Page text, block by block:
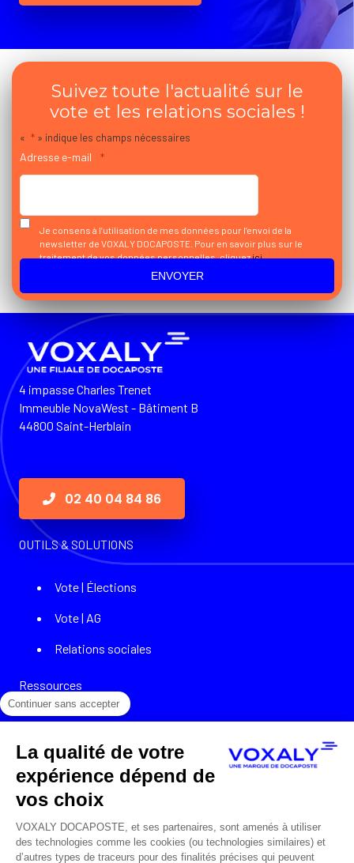
Suivez toute l'actualité sur le
vote et les relations sociales !
« * » indique les champs nécessaires
Adresse e-mail *
Je consens à l’utilisation de mes données pour l’envoi de la
newsletter de VOXALY DOCAPOSTE. Pour en savoir plus sur le
traitement de vos données personnelles, cliquezici
4 impasse Charles Trenet
Immeuble NovaWest - Bâtiment B
44800 Saint-Herblain
02 40 04 84 86
OUTILS & SOLUTIONS
Vote | Élections
Vote | AG
Relations sociales
Ressources
Témoignages
Podcasts
Livres blancs
Continuer sans accepter
La qualité de votre
expérience dépend de
vos choix
VOXALY DOCAPOSTE, et ses partenaires, sont amenés à utiliser
des technologies comme les cookies (ou technologies similaires) et
d’autres types de traceurs pour des finalités précises qui peuvent